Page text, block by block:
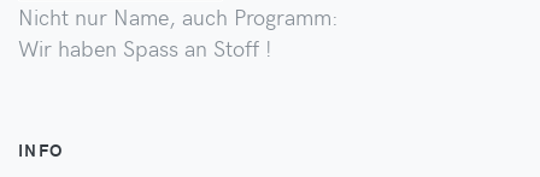
Nicht nur Name, auch Programm:
Wir haben Spass an Stoff !
INFO